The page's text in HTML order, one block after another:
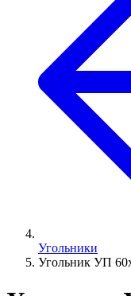
Угольники
Угольник УП